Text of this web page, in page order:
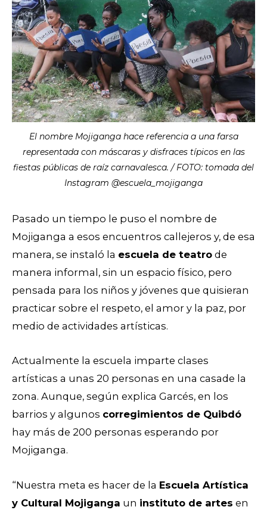
El nombre Mojiganga hace referencia a una farsa
representada con máscaras y disfraces típicos en las
fiestas públicas de raíz carnavalesca. / FOTO: tomada del
Instagram @escuela_mojiganga
Pasado un tiempo le puso el nombre de
Mojiganga a esos encuentros callejeros y, de esa
manera, se instaló la escuela de teatro de
manera informal, sin un espacio físico, pero
pensada para los niños y jóvenes que quisieran
practicar sobre el respeto, el amor y la paz, por
medio de actividades artísticas.
Actualmente la escuela imparte clases
artísticas a unas 20 personas en una casade la
zona. Aunque, según explica Garcés, en los
barrios y algunos corregimientos de Quibdó
hay más de 200 personas esperando por
Mojiganga.
“Nuestra meta es hacer de la Escuela Artística
y Cultural Mojiganga un instituto de artes en